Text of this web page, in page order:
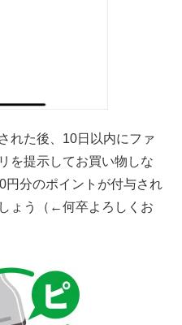
れた後、10日以内にファ
を提示してお買い物しな
円分のポイントが付与され
ょう（←何卒よろしくお